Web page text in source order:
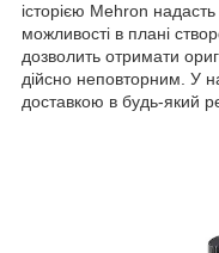
історією Mehron
можливості в плані
дозволить отримати
дійсно неповторним. У
доставкою в будь-який